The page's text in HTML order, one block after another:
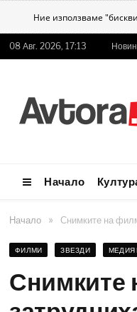
Ние използваме
08 Авг. 2026, 17:13
Начало
Начало » Снимките на
ФИЛМИ ЗВЕЗДИ МЕДИЯ
Снимките